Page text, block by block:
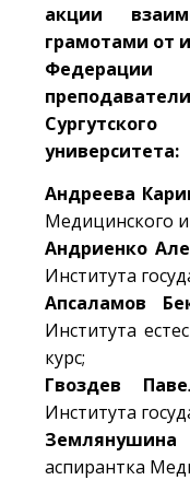
акции
грамотами от
Федерации
университета:
Андреева
Медицинского
Андриенко
Института
Апсаламов
Института
курс;
Гвоздев
Института
аспирантка